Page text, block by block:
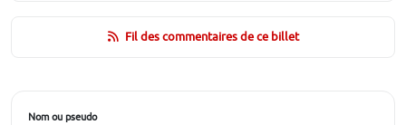
Fil des commentaires de ce billet
Nom ou pseudo